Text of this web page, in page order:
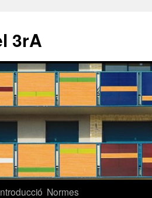
3rA
Normes